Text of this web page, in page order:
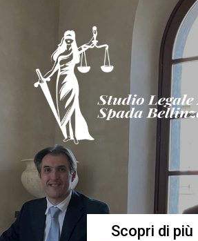
Scopri di più